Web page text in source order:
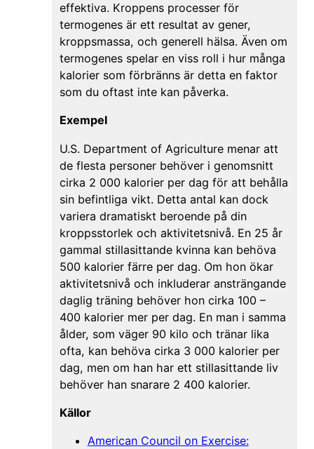
effektiva. Kroppens processer för
termogenes är ett resultat av gener,
kroppsmassa, och generell hälsa. Även om
termogenes spelar en viss roll i hur många
kalorier som förbränns är detta en faktor
som du oftast inte kan påverka.
Exempel
U.S. Department of Agriculture menar att
de flesta personer behöver i genomsnitt
cirka 2 000 kalorier per dag för att behålla
sin befintliga vikt. Detta antal kan dock
variera dramatiskt beroende på din
kroppsstorlek och aktivitetsnivå. En 25 år
gammal stillasittande kvinna kan behöva
500 kalorier färre per dag. Om hon ökar
aktivitetsnivå och inkluderar ansträngande
daglig träning behöver hon cirka 100 –
400 kalorier mer per dag. En man i samma
ålder, som väger 90 kilo och tränar lika
ofta, kan behöva cirka 3 000 kalorier per
dag, men om han har ett stillasittande liv
behöver han snarare 2 400 kalorier.
Källor
American Council on Exercise: